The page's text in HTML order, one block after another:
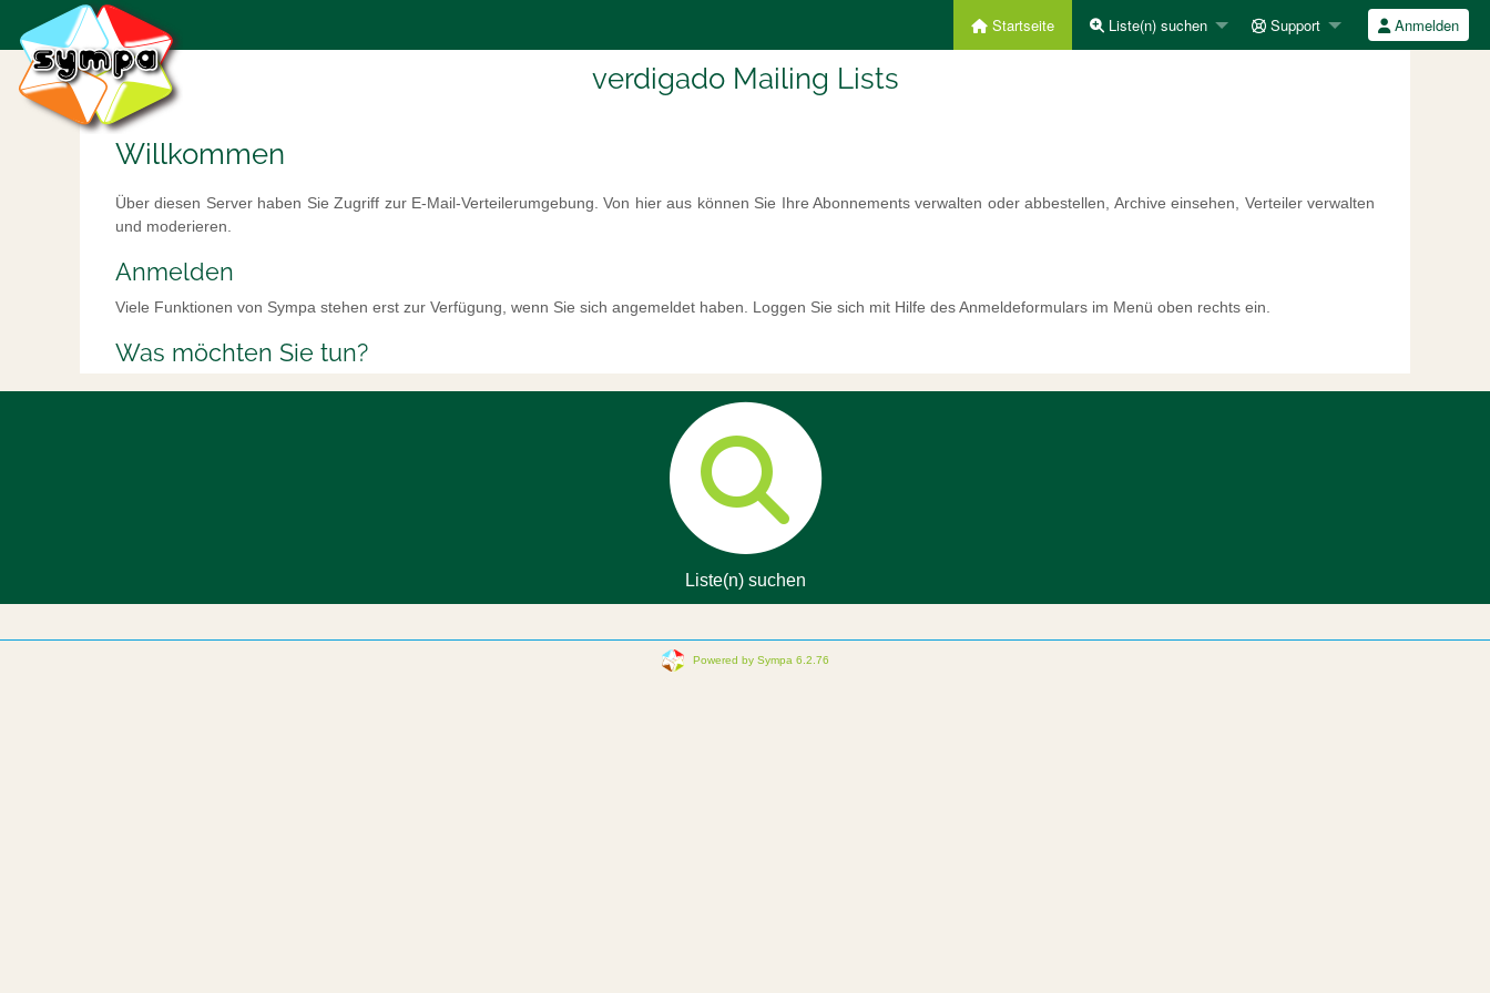
Startseite Liste(n) suchen Support Anmelden
verdigado Mailing Lists
Willkommen
Über diesen Server haben Sie Zugriff zur E-Mail-Verteilerumgebung. Von hier aus können Sie Ihre Abonnements verwalten oder abbestellen, Archive einsehen, Verteiler verwalten
und moderieren.
Anmelden
Viele Funktionen von Sympa stehen erst zur Verfügung, wenn Sie sich angemeldet haben. Loggen Sie sich mit Hilfe des Anmeldeformulars im Menü oben rechts ein.
Was möchten Sie tun?
Liste(n) suchen
Powered by Sympa 6.2.76